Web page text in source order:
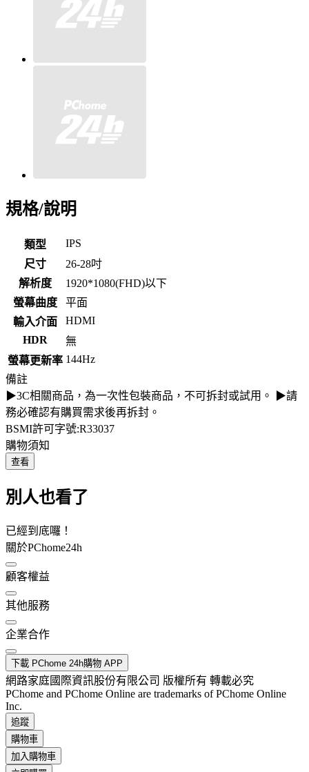
規格/說明
類型
IPS
尺寸
26-28吋
解析度
1920*1080(FHD)以下
螢幕曲度
平面
輸入介面
HDMI
HDR
無
螢幕更新率 144Hz
備註
▶3C相關商品，為一次性包裝商品，不可拆封或試用。 ▶請
務必確認有購買需求後再拆封。
BSMI許可字號:R33037
購物須知
查看
別人也看了
已經到底囉！
關於PChome24h
顧客權益
其他服務
企業合作
下載 PChome 24h購物 APP
網路家庭國際資訊股份有限公司 版權所有 轉載必究
PChome and PChome Online are trademarks of PChome Online
Inc.
追蹤
購物車
加入購物車